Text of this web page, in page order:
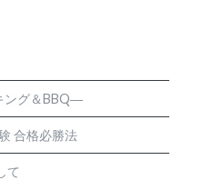
ング＆BBQ―
合格必勝法
て